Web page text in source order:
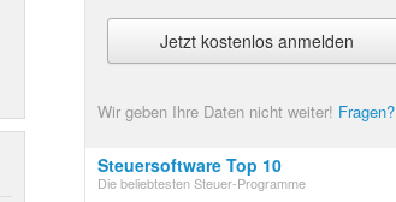
Wir geben Ihre Daten nicht weiter! Fragen?
Steuersoftware Top 10
Die beliebtesten Steuer-Programme